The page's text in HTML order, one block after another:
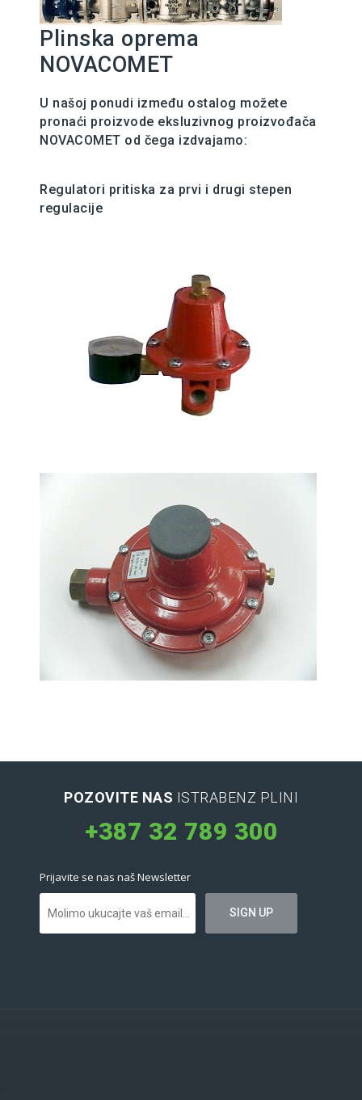
Plinska oprema
NOVACOMET
U našoj ponudi između ostalog možete
pronaći proizvode eksluzivnog proizvođača
NOVACOMET od čega izdvajamo:
Regulatori pritiska za prvi i drugi stepen
regulacije
POZOVITE NAS ISTRABENZ PLINI
+387 32 789 300
Prijavite se nas naš Newsletter